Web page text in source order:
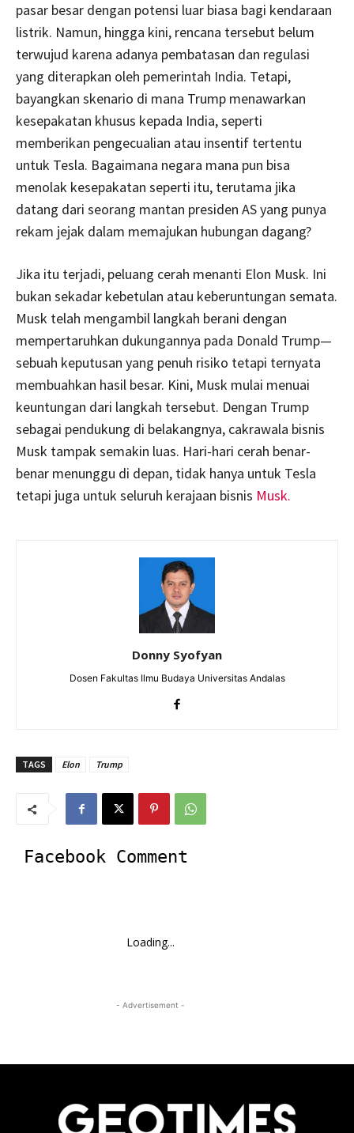
pasar besar dengan potensi luar biasa bagi kendaraan
listrik. Namun, hingga kini, rencana tersebut belum
terwujud karena adanya pembatasan dan regulasi
yang diterapkan oleh pemerintah India. Tetapi,
bayangkan skenario di mana Trump menawarkan
kesepakatan khusus kepada India, seperti
memberikan pengecualian atau insentif tertentu
untuk Tesla. Bagaimana negara mana pun bisa
menolak kesepakatan seperti itu, terutama jika
datang dari seorang mantan presiden AS yang punya
rekam jejak dalam memajukan hubungan dagang?
Jika itu terjadi, peluang cerah menanti Elon Musk. Ini
bukan sekadar kebetulan atau keberuntungan semata.
Musk telah mengambil langkah berani dengan
mempertaruhkan dukungannya pada Donald Trump—
sebuah keputusan yang penuh risiko tetapi ternyata
membuahkan hasil besar. Kini, Musk mulai menuai
keuntungan dari langkah tersebut. Dengan Trump
sebagai pendukung di belakangnya, cakrawala bisnis
Musk tampak semakin luas. Hari-hari cerah benar-
benar menunggu di depan, tidak hanya untuk Tesla
tetapi juga untuk seluruh kerajaan bisnis Musk.
Donny Syofyan
Dosen Fakultas Ilmu Budaya Universitas Andalas
TAGS Elon Trump
Facebook Comment
Loading...
- Advertisement -